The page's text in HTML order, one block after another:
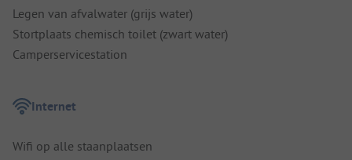
Legen van afvalwater (grijs water)
Stortplaats chemisch toilet (zwart water)
Camperservicestation
Internet
Wifi op alle staanplaatsen